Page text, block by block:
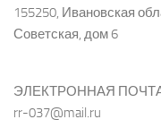
155250, Ивановская
Советская, дом 6
ЭЛЕКТРОННАЯ
rr-037@mail.ru